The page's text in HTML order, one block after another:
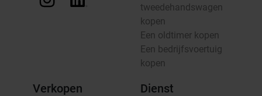
tweedehandswagen
kopen
Een oldtimer kopen
Een bedrijfsvoertuig
kopen
Verkopen Dienst